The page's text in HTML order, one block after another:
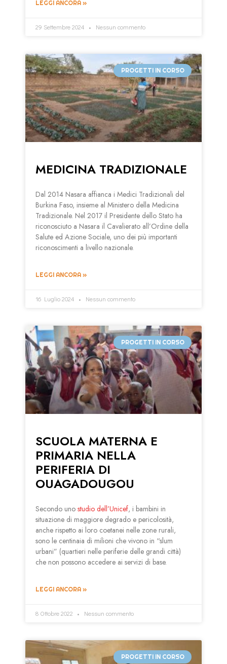
LEGGI ANCORA »
29 Settembre 2024 Nessun commento
PROGETTI IN CORSO
MEDICINA TRADIZIONALE
Dal 2014 Nasara affianca i Medici Tradizionali del
Burkina Faso, insieme al Ministero della Medicina
Tradizionale. Nel 2017 il Presidente dello Stato ha
riconosciuto a Nasara il Cavalierato all’Ordine della
Salute ed Azione Sociale, uno dei più importanti
riconoscimenti a livello nazionale.
LEGGI ANCORA »
16 Luglio 2024 Nessun commento
PROGETTI IN CORSO
SCUOLA MATERNA E
PRIMARIA NELLA
PERIFERIA DI
OUAGADOUGOU
Secondo uno studio dell’Unicef, i bambini in
situazione di maggiore degrado e pericolosità,
anche rispetto ai loro coetanei nelle zone rurali,
sono le centinaia di milioni che vivono in “slum
urbani” (quartieri nelle periferie delle grandi città)
che non possono accedere ai servizi di base.
LEGGI ANCORA »
8 Ottobre 2022 Nessun commento
PROGETTI IN CORSO